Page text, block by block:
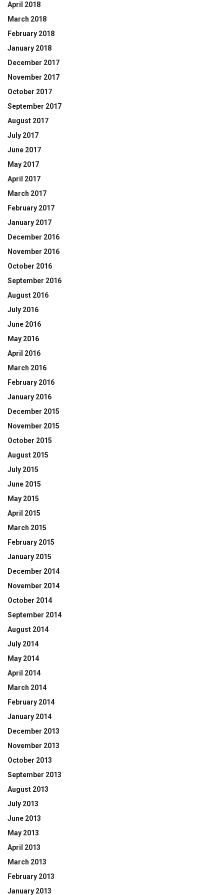
April 2018
March 2018
February 2018
January 2018
December 2017
November 2017
October 2017
September 2017
August 2017
July 2017
June 2017
May 2017
April 2017
March 2017
February 2017
January 2017
December 2016
November 2016
October 2016
September 2016
August 2016
July 2016
June 2016
May 2016
April 2016
March 2016
February 2016
January 2016
December 2015
November 2015
October 2015
August 2015
July 2015
June 2015
May 2015
April 2015
March 2015
February 2015
January 2015
December 2014
November 2014
October 2014
September 2014
August 2014
July 2014
May 2014
April 2014
March 2014
February 2014
January 2014
December 2013
November 2013
October 2013
September 2013
August 2013
July 2013
June 2013
May 2013
April 2013
March 2013
February 2013
January 2013